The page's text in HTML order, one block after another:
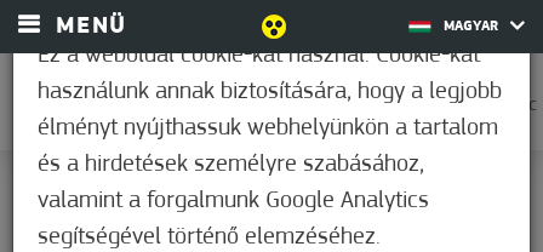
MENÜ MAGYAR
0
18,9°C
Nem értékelt
Ez a weboldal cookie-kat használ. Cookie-kat
használunk annak biztosítására, hogy a legjobb
élményt nyújthassuk webhelyünkön a tartalom
és a hirdetések személyre szabásához,
valamint a forgalmunk Google Analytics
segítségével történő elemzéséhez.